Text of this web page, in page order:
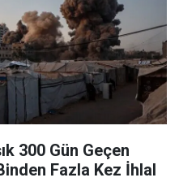
300 Gün Geçen
Fazla Kez İhlal